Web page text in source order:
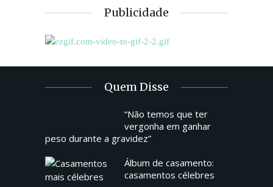
Publicidade
Quem Disse
“Não temos que ter
vergonha em ganhar
peso durante a gravidez”
Álbum de casamento:
casamentos célebres